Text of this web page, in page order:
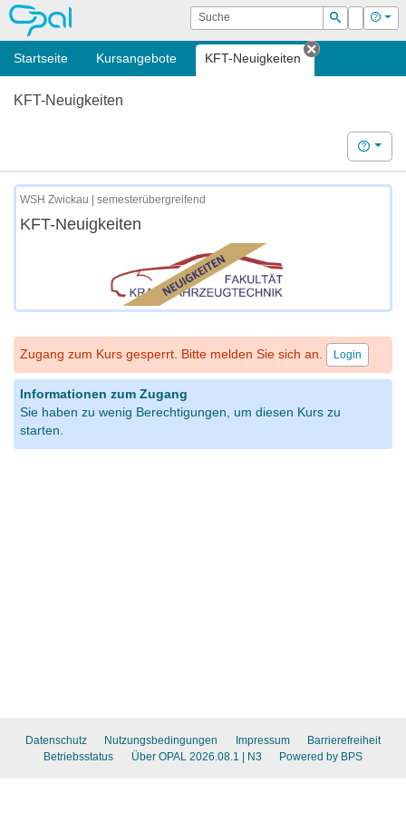
OPAL Suche
Suchen
Login Hilfe
Startseite Kursangebote KFT-Neuigkeiten
Tab
KFT-Neuigkeiten
Hilfe
WSH Zwickau | semesterübergreifend
KFT-Neuigkeiten
Zugang zum Kurs gesperrt. Bitte melden Sie sich an. Login
Informationen zum Zugang
Sie haben zu wenig Berechtigungen, um diesen Kurs zu
starten.
Datenschutz Nutzungsbedingungen Impressum
Barrierefreiheit
Betriebsstatus
Über OPAL 2026.08.1 | N3 Powered by BPS